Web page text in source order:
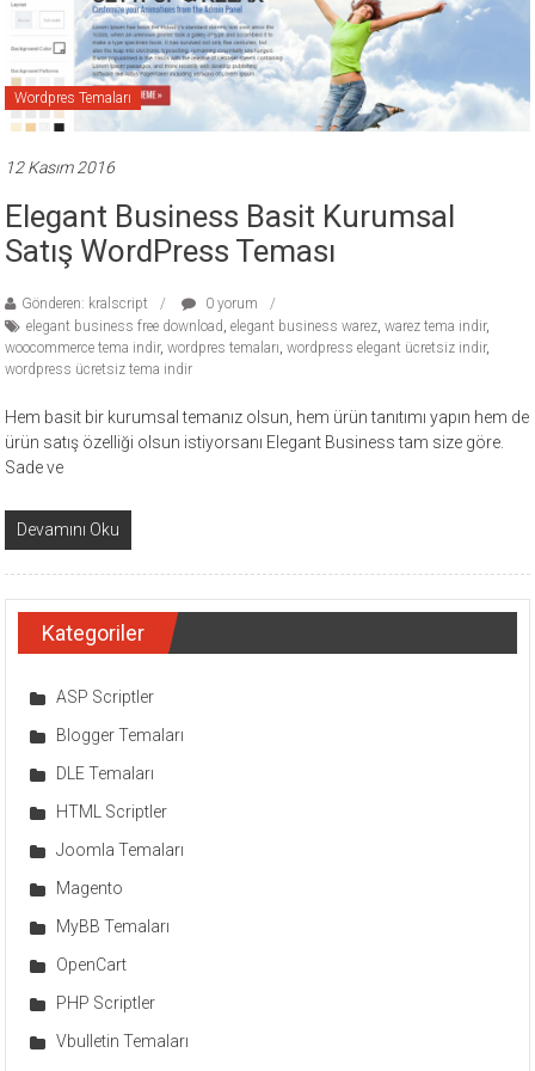
ücretli
temalar,
wordpress
temaları,
php
temaları,
download
sitesi.
Wordpres Temaları
12 Kasım 2016
Elegant Business Basit Kurumsal
Satış WordPress Teması
Gönderen: kralscript
0 yorum
elegant business free download ,elegant business warez ,warez tema indir,
woocommerce tema indir,wordpres temaları ,wordpress elegant ücretsiz indir,
wordpress ücretsiz tema indir
Hem basit bir kurumsal temanız olsun, hem ürün tanıtımı yapın hem de
ürün satış özelliği olsun istiyorsanı Elegant Business tam size göre.
Sade ve
Devamını Oku
Kategoriler
ASP Scriptler
Blogger Temaları
DLE Temaları
HTML Scriptler
Joomla Temaları
Magento
MyBB Temaları
OpenCart
PHP Scriptler
Vbulletin Temaları